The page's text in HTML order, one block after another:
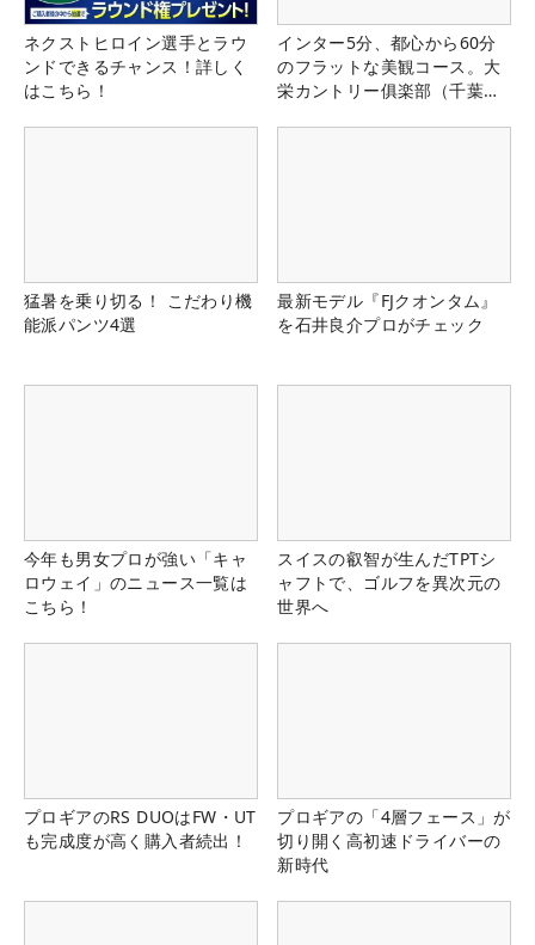
ネクストヒロイン選手とラウ
ンドできるチャンス！詳しく
はこちら！
インター5分、都心から60分
のフラットな美観コース。大
栄カントリー俱楽部（千葉
猛暑を乗り切る！ こだわり機
能派パンツ4選
最新モデル『FJクオンタム』
を石井良介プロがチェック
今年も男女プロが強い「キャ
ロウェイ」のニュース一覧は
こちら！
スイスの叡智が生んだTPTシ
ャフトで、ゴルフを異次元の
世界へ
プロギアのRS DUOはFW・UT
も完成度が高く購入者続出！
プロギアの「4層フェース」が
切り開く高初速ドライバーの
新時代